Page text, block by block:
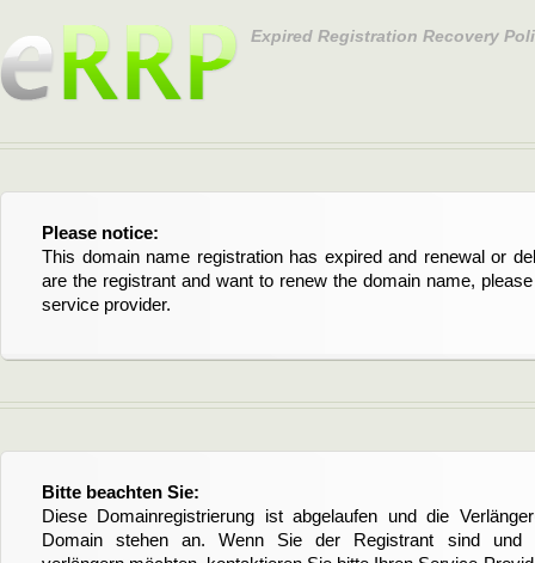
Expired Registration Recovery
Please notice:
This domain name registration has expired and renewal or
are the registrant and want to renew the domain name,
service provider.
Bitte beachten Sie:
Diese Domainregistrierung ist abgelaufen und die
Domain stehen an. Wenn Sie der Registrant sind und